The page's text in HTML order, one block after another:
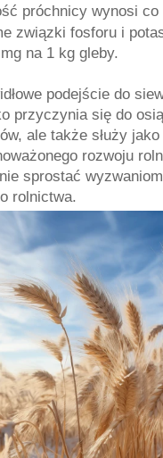
próchnicy wynosi co
związki fosforu i
na 1 kg gleby.
podejście do
przyczynia się do
ale także służy
rozwoju
sprostać wyzwaniom
rolnictwa.